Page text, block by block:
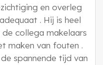
en overleg
. Hij is heel
collega makelaars
maken van fouten .
spannende tijd van